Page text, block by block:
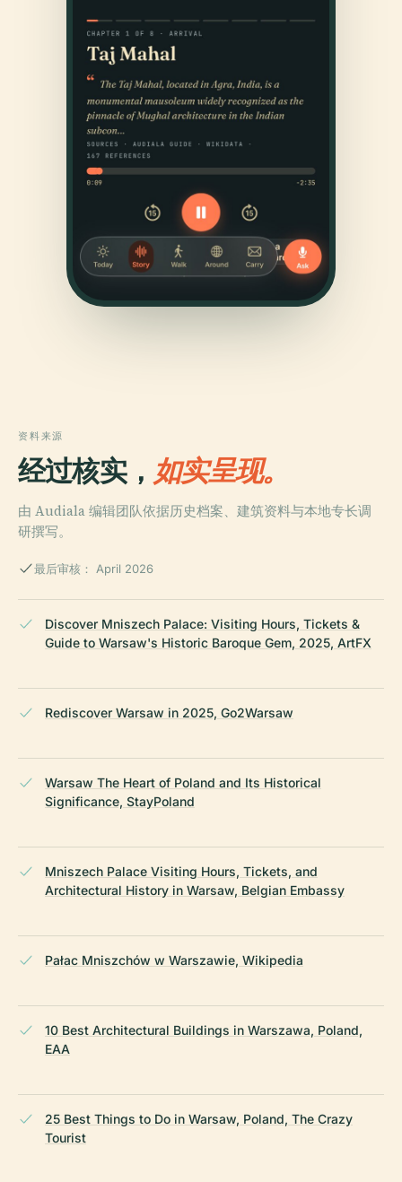
资料来源
经过核实， 如实呈现。
由 Audiala 编辑团队依据历史档案、建筑资料与本地专长调
研撰写。
最后审核： April 2026
Discover Mniszech Palace: Visiting Hours, Tickets &
Guide to Warsaw's Historic Baroque Gem, 2025, ArtFX
Rediscover Warsaw in 2025, Go2Warsaw
Warsaw The Heart of Poland and Its Historical
Significance, StayPoland
Mniszech Palace Visiting Hours, Tickets, and
Architectural History in Warsaw, Belgian Embassy
Pałac Mniszchów w Warszawie, Wikipedia
10 Best Architectural Buildings in Warszawa, Poland,
EAA
25 Best Things to Do in Warsaw, Poland, The Crazy
Tourist